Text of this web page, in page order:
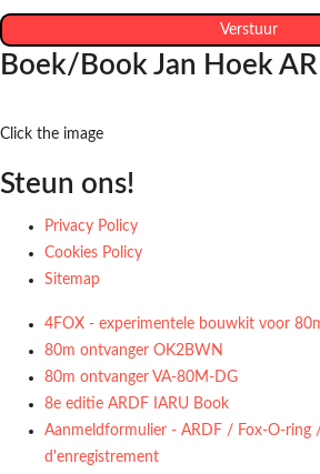
Verstuur
Boek/Book Jan Hoek
Click the image
Steun ons!
Privacy Policy
Cookies Policy
Sitemap
4FOX - experimentele bouwkit voor
80m ontvanger OK2BWN
80m ontvanger VA-80M-DG
8e editie ARDF IARU Book
Aanmeldformulier - ARDF / Fox-O-ring
d'enregistrement